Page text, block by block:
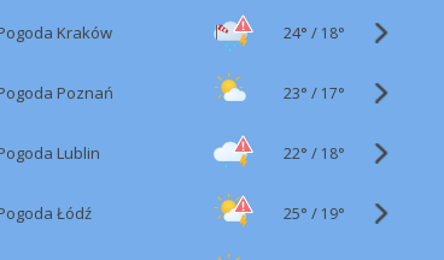
Kraków 24° / 18°
Poznań 23° / 17°
Lublin 22° / 18°
Łódź 25° / 19°